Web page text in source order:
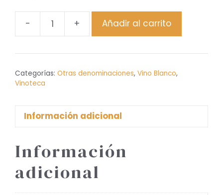
-
Arínzano
Vino
cantidad
+ Añadir al carrito
Categorías: Otras denominaciones, Vino Blanco,
Vinoteca
Información adicional
Información
adicional